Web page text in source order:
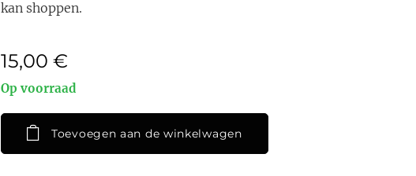
kan shoppen.
15,00 €
Op voorraad
Toevoegen aan de winkelwagen